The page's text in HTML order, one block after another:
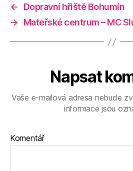
←
Dopravní hřiště Bohumín
→
Mateřské centrum – MC
Napsat
Vaše e-mailová adresa nebude
informace jsou
Komentář